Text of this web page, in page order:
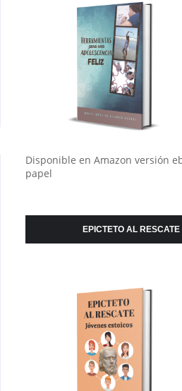
Disponible en Amazon versión
papel
EPICTETO AL RESCATE